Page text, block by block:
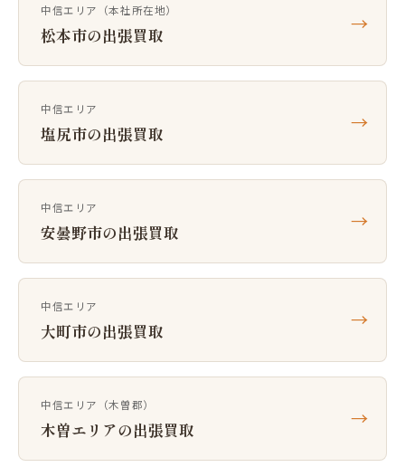
中信エリア（本社所在地）
松本市の出張買取 →
中信エリア
塩尻市の出張買取 →
中信エリア
安曇野市の出張買取 →
中信エリア
大町市の出張買取 →
中信エリア（木曽郡）
木曽エリアの出張買取 →